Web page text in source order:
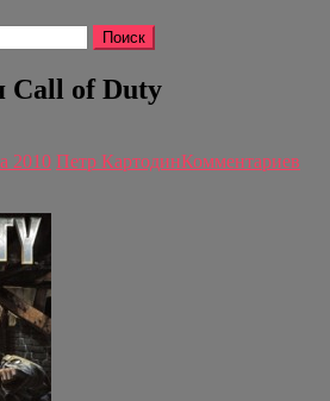
Call of Duty
2010 Петр КартодинКомментариев